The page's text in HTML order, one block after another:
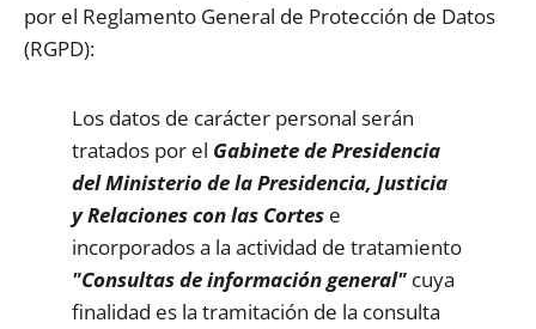
por el Reglamento General de Protección de Datos
(RGPD):
Los datos de carácter personal serán
tratados por el Gabinete de Presidencia
del Ministerio de la Presidencia, Justicia
y Relaciones con las Cortes e
incorporados a la actividad de tratamiento
"Consultas de información general" cuya
finalidad es la tramitación de la consulta